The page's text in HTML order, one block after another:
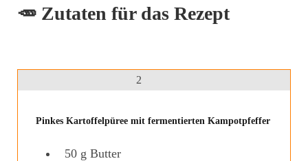
🥕 Zutaten für das Rezept
2
Pinkes Kartoffelpüree mit fermentierten Kampotpfeffer
50 g Butter